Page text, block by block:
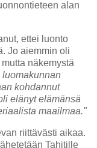
alan
ettei luonto
Jo aiemmin oli
näkemystä
luomakunnan
kohdannut
elänyt elämänsä
maailmaa."
riittävästi aikaa.
Tahitille